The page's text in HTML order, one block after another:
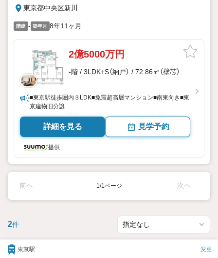
東京都中央区新川
階建 - 築年月 8年11ヶ月
2億5000万円
-階 / 3LDK+S（納戸） / 72.86㎡（壁芯）
■東京駅徒歩圏内３LDK■免震超高層マンション■南東向き■東
京建物旧分譲
詳細を見る 見学予約
提供
前へ 1/1ページ 次へ
2件
東京駅 変更